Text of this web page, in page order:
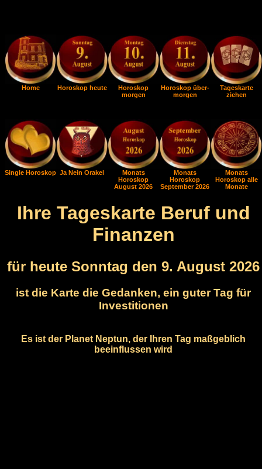
Home Horoskop heute
Horoskop
morgen
Horoskop über-
morgen
Tageskarte
ziehen
Single Horoskop Ja Nein Orakel
Monats
Horoskop
August 2026
Monats
Horoskop
September 2026
Monats
Horoskop alle
Monate
Ihre Tageskarte Beruf und
Finanzen
für heute Sonntag den 9. August 2026
ist die Karte die Gedanken, ein guter Tag für
Investitionen
Es ist der Planet Neptun, der Ihren Tag maßgeblich
beeinflussen wird